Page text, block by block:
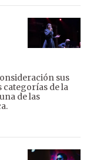
sus
categorías de la
una de las